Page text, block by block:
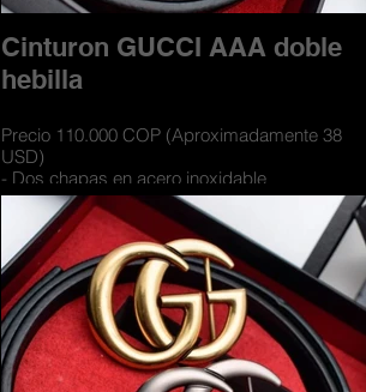
Cinturon GUCCI AAA doble
hebilla
Precio 110.000 COP (Aproximadamente 38
USD)
- Dos chapas en acero inoxidable
- Cinturones con materiales de cueros y textil
- Cuero doble faz para usarse por los 2 lados
- Incluye caja de lujo contramarcada y con
compartimiento para las hebillas